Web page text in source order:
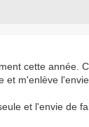
cette année.
et m'enlève
et l'envie de